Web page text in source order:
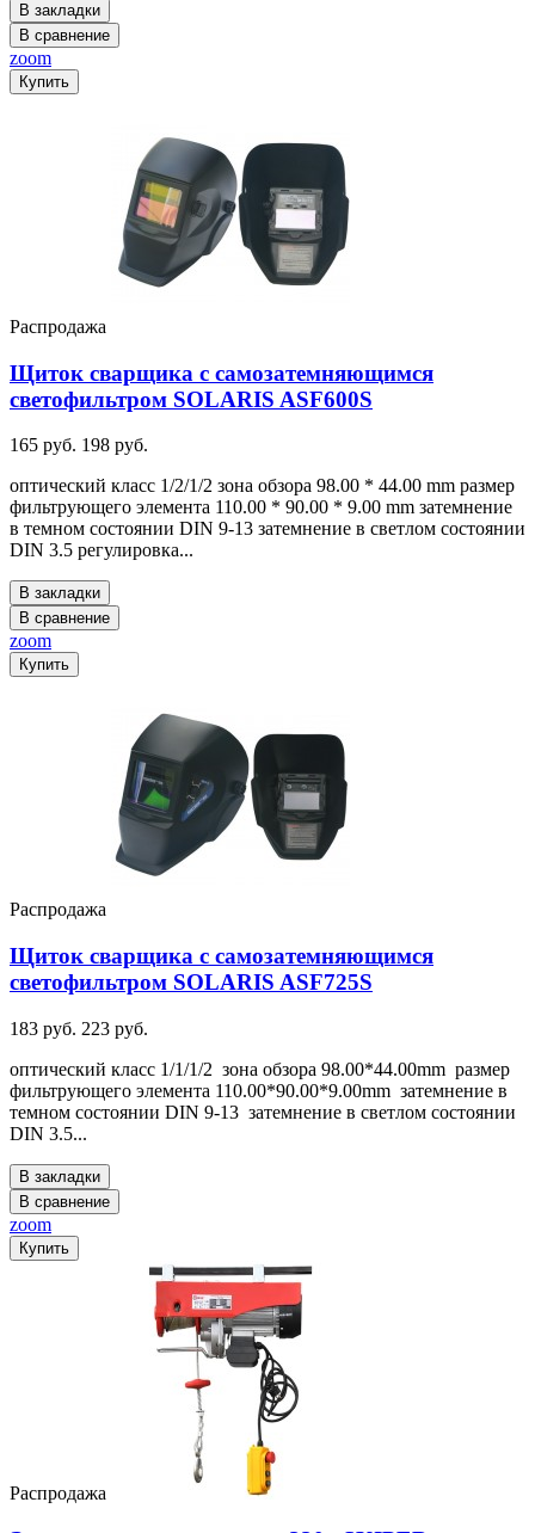
В закладки
В сравнение
zoom
Купить
Распродажа
Щиток сварщика с самозатемняющимся
светофильтром SOLARIS ASF600S
165 руб. 198 руб.
оптический класс 1/2/1/2 зона обзора 98.00 * 44.00 mm размер
фильтрующего элемента 110.00 * 90.00 * 9.00 mm затемнение
в темном состоянии DIN 9-13 затемнение в светлом состоянии
DIN 3.5 регулировка...
В закладки
В сравнение
zoom
Купить
Распродажа
Щиток сварщика с самозатемняющимся
светофильтром SOLARIS ASF725S
183 руб. 223 руб.
оптический класс 1/1/1/2 зона обзора 98.00*44.00mm размер
фильтрующего элемента 110.00*90.00*9.00mm затемнение в
темном состоянии DIN 9-13 затемнение в светлом состоянии
DIN 3.5...
В закладки
В сравнение
zoom
Купить
Распродажа